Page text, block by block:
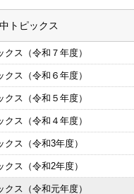
トピックス
クス（令和７年度）
クス（令和６年度）
クス（令和５年度）
クス（令和４年度）
ス（令和3年度）
ス（令和2年度）
クス（令和元年度）